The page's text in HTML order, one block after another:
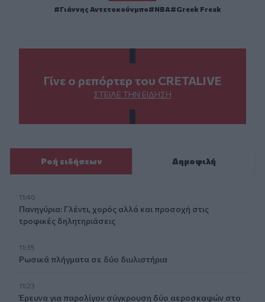
Γιάννης Αντετοκούνμπο ΝΒΑ Greek Freak
Γίνε ο ρεπόρτερ του CRETALIVE
ΣΤΕΊΛΕ ΤΗΝ ΕΊΔΗΣΗ
Ροή ειδήσεων Δημοφιλή
11:40
Πανηγύρια: Γλέντι, χορός αλλά και προσοχή στις
τροφικές δηλητηριάσεις
11:35
Ρωσικά πλήγματα σε δύο διυλιστήρια
11:23
Έρευνα για παρολίγον σύγκρουση δύο αεροσκαφών στο